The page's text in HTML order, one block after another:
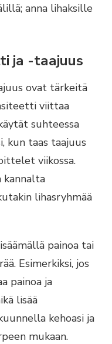
anna lihaksille
ja -taajuus
ovat tärkeitä
viittaa
suhteessa
kun taas taajuus
viikossa.
kannalta
lihasryhmää
painoa tai
Esimerkiksi, jos
painoa ja
lisää
kehoasi ja
mukaan.